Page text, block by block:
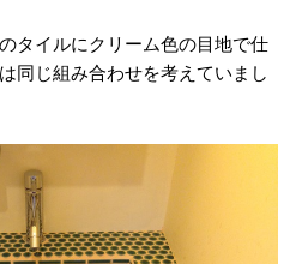
タイルにクリーム色の目地で仕
同じ組み合わせを考えていまし